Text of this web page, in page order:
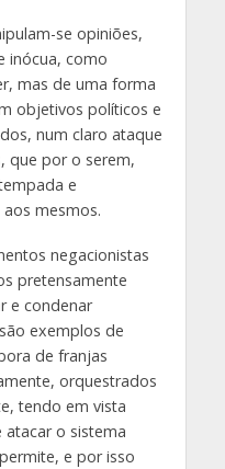
se opiniões,
inócua, como
mas de uma forma
objetivos políticos e
num claro ataque
que por o serem,
e
mesmos.
negacionistas
pretensamente
e condenar
exemplos de
de franjas
orquestrados
tendo em vista
atacar o sistema
e por isso